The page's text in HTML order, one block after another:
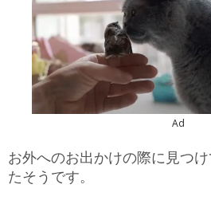
Ad
お外へのお出かけの際に見つ
たそうです。